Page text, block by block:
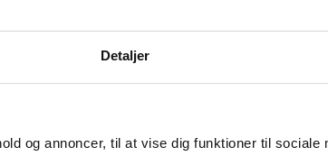
Detaljer
og annoncer, til at vise dig funktioner til sociale
er lidt svær i starten.